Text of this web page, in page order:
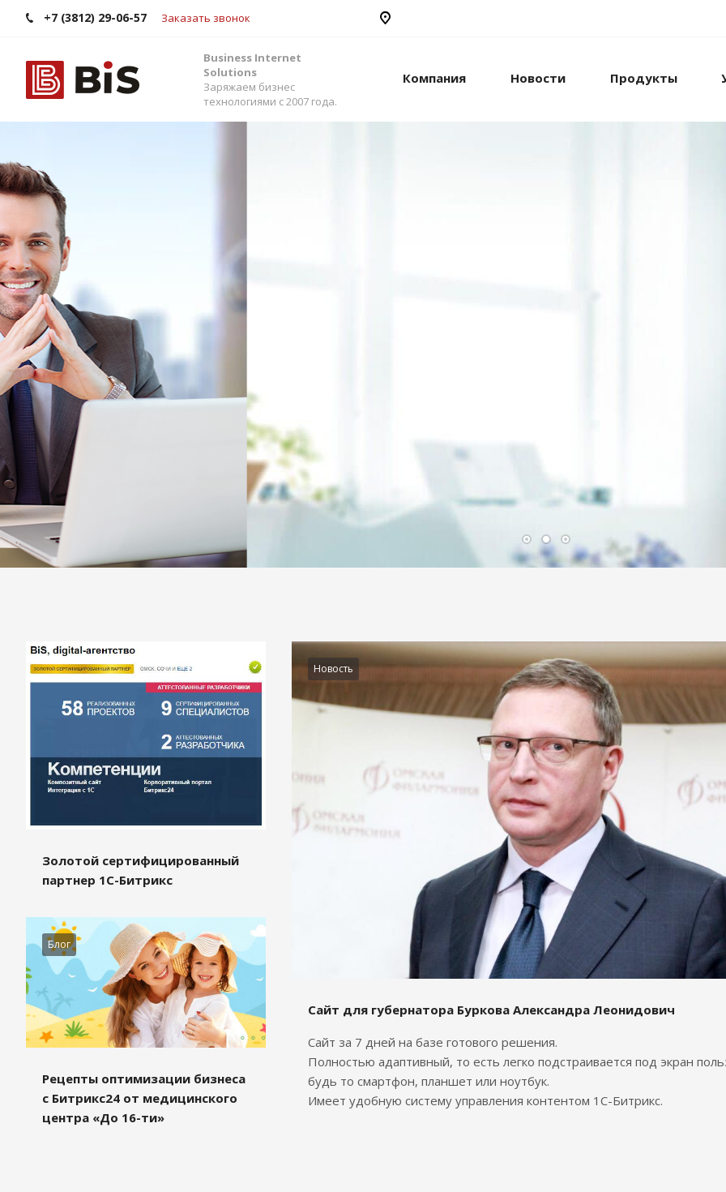
+7 (3812) 29-06-57 Заказать звонок
Business Internet
Solutions
Заряжаем бизнес
технологиями с 2007 года.
Компания Новости Продукты
Внедрение Битрикс24
Стройте работу в команде, управляйте продажами и компанией с
помощью одной из самых популярных CRM-систем.
Помогаем выбрать версию, настроить интеграцию с внешними
сервисами и автоматизировать бизнес-процессы.
Золотой сертифицированный
партнер 1С-Битрикс
Блог
Рецепты оптимизации бизнеса
с Битрикс24 от медицинского
центра «До 16-ти»
Новость
Сайт для губернатора Буркова Александра Леонидович
Сайт за 7 дней на базе готового решения.
Полностью адаптивный, то есть легко подстраивается под экран
будь то смартфон, планшет или ноутбук.
Имеет удобную систему управления контентом 1С-Битрикс.